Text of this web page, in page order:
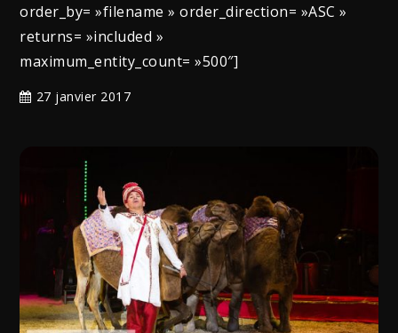
order_by= »filename » order_direction= »ASC »
returns= »included »
maximum_entity_count= »500″]
27 janvier 2017